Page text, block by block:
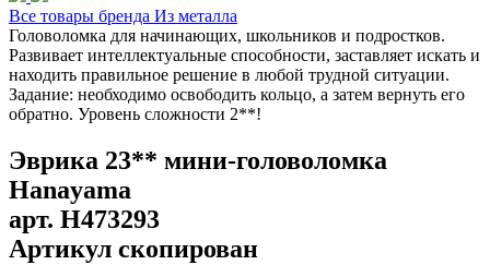
Все товары бренда Из металла
Головоломка для начинающих, школьников и подростков.
Развивает интеллектуальные способности, заставляет искать и
находить правильное решение в любой трудной ситуации.
Задание: необходимо освободить кольцо, а затем вернуть его
обратно. Уровень сложности 2**!
Эврика 23** мини-головоломка
Hanayama
арт. H473293
Артикул скопирован